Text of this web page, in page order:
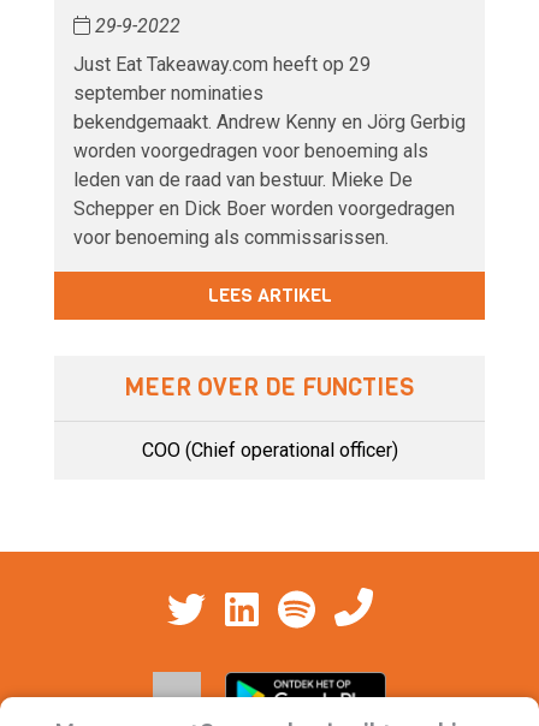
29-9-2022
Just Eat Takeaway.com heeft op 29
september nominaties
bekendgemaakt. Andrew Kenny en Jörg Gerbig
worden voorgedragen voor benoeming als
leden van de raad van bestuur. Mieke De
Schepper en Dick Boer worden voorgedragen
voor benoeming als commissarissen.
LEES ARTIKEL
MEER OVER DE FUNCTIES
COO (Chief operational officer)